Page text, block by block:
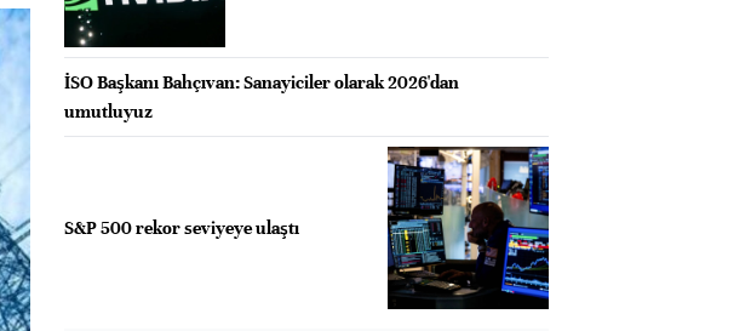
İSO Başkanı Bahçıvan: Sanayiciler olarak 2026'dan
umutluyuz
S&P 500 rekor seviyeye ulaştı